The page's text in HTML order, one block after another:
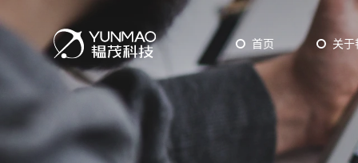
首页 关于
工业型设备 ALD